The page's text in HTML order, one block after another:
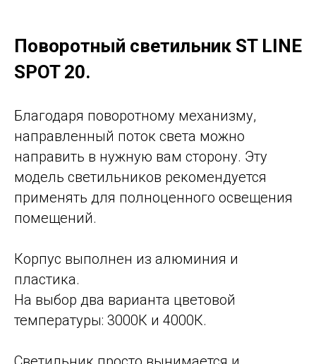
Поворотный светильник ST LINE
SPOT 20.
Благодаря поворотному механизму,
направленный поток света можно
направить в нужную вам сторону. Эту
модель светильников рекомендуется
применять для полноценного освещения
помещений.
Корпус выполнен из алюминия и
пластика.
На выбор два варианта цветовой
температуры: 3000К и 4000К.